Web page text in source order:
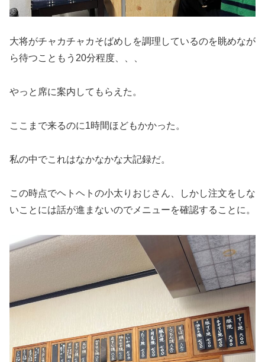
大将がチャカチャカそばめしを調理しているのを眺めなが
ら待つこともう20分程度、、、
やっと席に案内してもらえた。
ここまで来るのに1時間ほどもかかった。
私の中でこれはなかなかな大記録だ。
この時点でヘトヘトの小太りおじさん、しかし注文をしな
いことには話が進まないのでメニューを確認することに。